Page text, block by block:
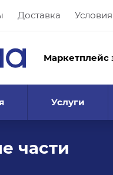
Доставка
Маркетплейс
Услуги
части